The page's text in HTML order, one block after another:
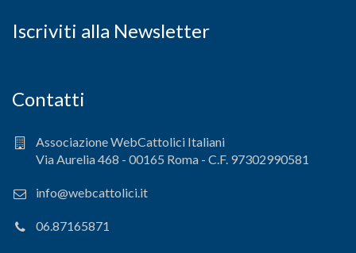
Iscriviti alla Newsletter
Contatti
Associazione WebCattolici Italiani
Via Aurelia 468 - 00165 Roma - C.F. 97302990581
info@webcattolici.it
06.87165871